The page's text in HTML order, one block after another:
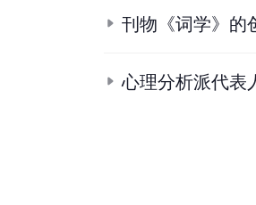
刊物《词学》的
心理分析派代表